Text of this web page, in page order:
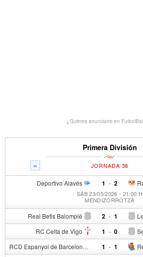
¿Quieres anunciarte en
Primera División
« JORNADA 38
Deportivo Alavés 1 - 2
SÁB 23/05/2026 - 21:00 H
MENDIZORROTZA
Real Betis Balompié 2 - 1
RC Celta de Vigo 1 - 0
RCD Espanyol de Barcelona 1 - 1